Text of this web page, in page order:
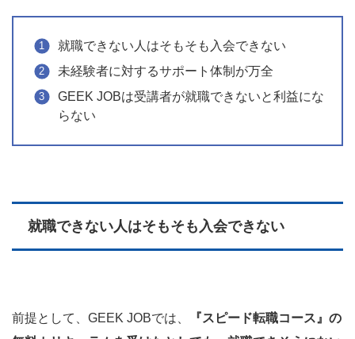
就職できない人はそもそも入会できない
未経験者に対するサポート体制が万全
GEEK JOBは受講者が就職できないと利益にな
らない
就職できない人はそもそも入会できない
前提として、GEEK JOBでは、
『スピード転職コース』の